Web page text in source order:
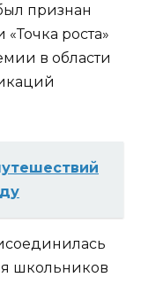
признан
роста»
в области
школьников